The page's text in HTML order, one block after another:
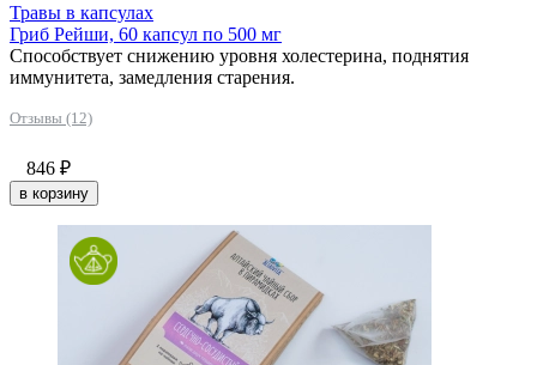
Травы в капсулах
Гриб Рейши, 60 капсул по 500 мг
Способствует снижению уровня холестерина, поднятия
иммунитета, замедления старения.
Отзывы (12)
846 ₽
в корзину